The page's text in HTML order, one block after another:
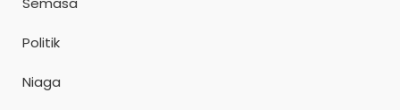
Politik
Niaga